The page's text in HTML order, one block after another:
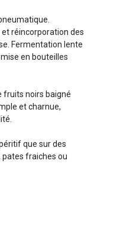
réincorporation des
Fermentation lente
en bouteilles
fruits noirs baigné
et charnue,
que sur des
pates fraiches ou